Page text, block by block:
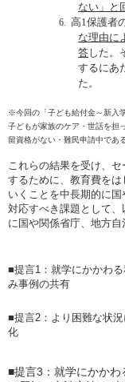
ない」と
6. 高1保護者
な理由に
答した。
するにあ
た。
※今回の「子ども給付金～新入
子どもが家族のケア・世話を担
留資格がない・難民申請中であ
これらの結果を受け、
するために、教育費を
いくことを中長期的に
対応すべき課題として
に国や関係省庁、地方自
■提言1 ： 就学にかかわ
み事例の共有
■提言2 ： より困難な状
化
■提言3 ： 就学にかかわ